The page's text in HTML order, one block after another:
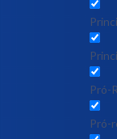
Pró-
Pró-